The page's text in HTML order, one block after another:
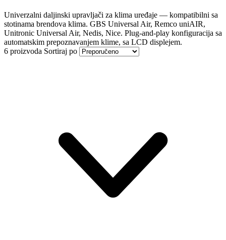
Univerzalni daljinski upravljači za klima uređaje — kompatibilni sa
stotinama brendova klima. GBS Universal Air, Remco uniAIR,
Unitronic Universal Air, Nedis, Nice. Plug-and-play konfiguracija sa
automatskim prepoznavanjem klime, sa LCD displejem.
6 proizvoda Sortiraj po